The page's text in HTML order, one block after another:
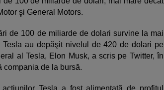
şi General Motors.
de 100 de miliarde de dolari survine la mai
au depăşit nivelul de 420 de dolari pe
al Tesla, Elon Musk, a scris pe Twitter, în
compania de la bursă.
Tesla a fost alimentată de profitul